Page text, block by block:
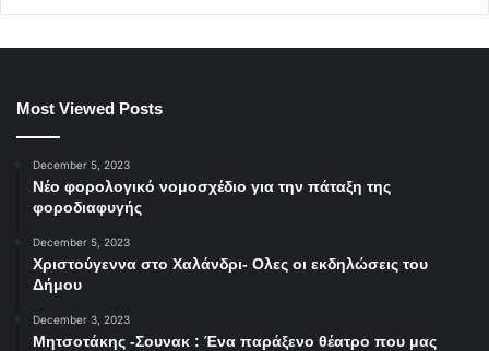
Most Viewed Posts
December 5, 2023
Νέο φορολογικό νομοσχέδιο για την πάταξη της
φοροδιαφυγής
December 5, 2023
Χριστούγεννα στο Χαλάνδρι- Ολες οι εκδηλώσεις του
Δήμου
December 3, 2023
Μητσοτάκης -Σουνακ : Ένα παράξενο θέατρο που μας